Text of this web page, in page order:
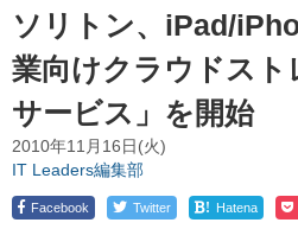
ソリトン、iPad/
業向けクラウドスト
サービス」を開始
2010年11月16日(火)
IT Leaders編集部
Facebook Twitter ! Hatena